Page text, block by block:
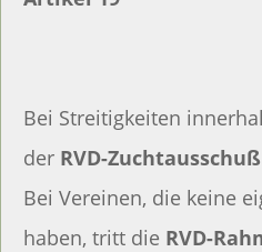
Bei Streitigkeiten
der RVD-Zuchtausschuß
Bei Vereinen, die keine
haben, tritt die RVD-